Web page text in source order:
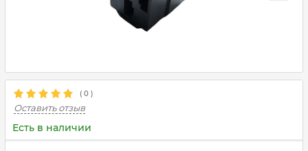
( 0 )
Оставить отзыв
Есть в наличии